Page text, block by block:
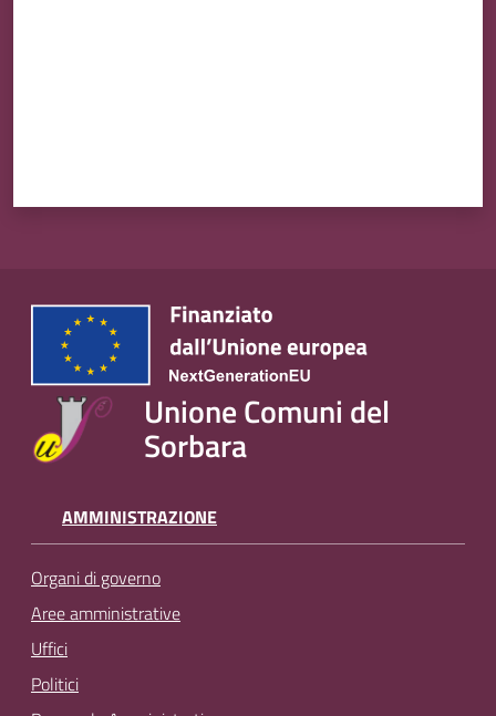
Unione Comuni del
Sorbara
AMMINISTRAZIONE
Organi di governo
Aree amministrative
Uffici
Politici